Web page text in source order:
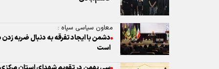
سی‌ بهمن در تقویم شهدای استان مرکزی
گزارش از بسته‌های انفجاری شبیه کنسرو